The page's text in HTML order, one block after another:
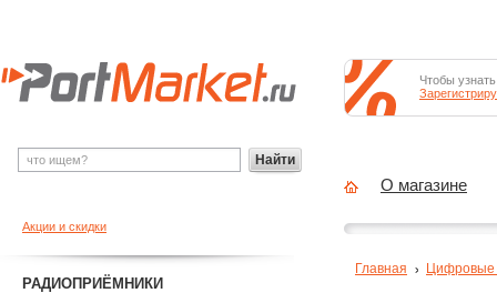
Главная Цифровые
Акции и скидки
РАДИОПРИЁМНИКИ
Найти
Чтобы
О магазине